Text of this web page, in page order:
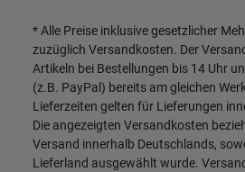
* Alle Preise inklusive gesetzlicher
zuzüglich Versandkosten. Der
Artikeln bei Bestellungen bis 14 Uhr
(z.B. PayPal) bereits am gleichen
Lieferzeiten gelten für Lieferungen
Die angezeigten Versandkosten
Versand innerhalb Deutschlands,
Lieferland ausgewählt wurde.